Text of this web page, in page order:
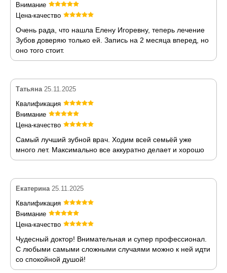
Внимание
Цена-качество
Очень рада, что нашла Елену Игоревну, теперь лечение
Зубов доверяю только ей. Запись на 2 месяца вперед, но
оно того стоит.
Татьяна 25.11.2025
Квалификация
Внимание
Цена-качество
Самый лучший зубной врач. Ходим всей семьёй уже
много лет. Максимально все аккуратно делает и хорошо
Екатерина 25.11.2025
Квалификация
Внимание
Цена-качество
Чудесный доктор! Внимательная и супер профессионал.
С любыми самыми сложными случаями можно к ней идти
со спокойной душой!